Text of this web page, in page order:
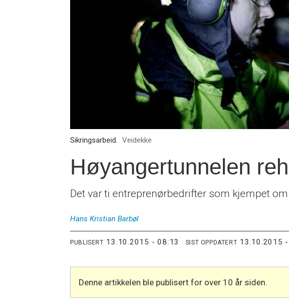
Sikringsarbeid. Veidekke
Høyangertunnelen
Det var ti entreprenørbedrifter som kjempet
Hans Kristian Barbøl
PUBLISERT 13.10.2015 - 08:13 SIST OPPDATERT 13.10.2015
Denne artikkelen ble publisert for over 10 år siden.